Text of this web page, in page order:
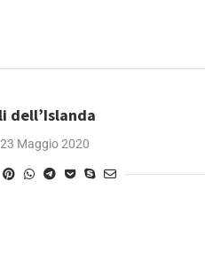
dell’Islanda
23 Maggio 2020